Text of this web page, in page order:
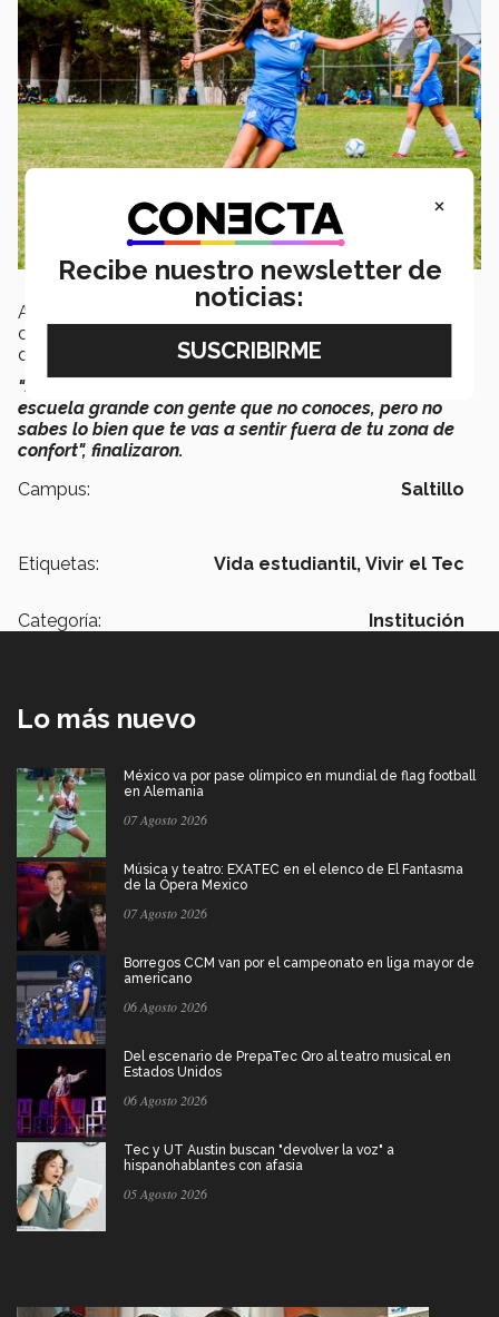
Al concluir su entrevista, los alumnos decidieron
compartir un consejo para aquellos que todavía no han
decidido ser borregos:
"Sabemos que a veces puede ser difícil entrar a una
escuela grande con gente que no conoces, pero no
sabes lo bien que te vas a sentir fuera de tu zona de
confort", finalizaron.
Campus:
Saltillo
Etiquetas: Vida estudiantil, Vivir el Tec
Categoría: Institución
Lo más nuevo
México va por pase olímpico en mundial de flag football
en Alemania
07 Agosto 2026
Música y teatro: EXATEC en el elenco de El Fantasma
de la Ópera Mexico
07 Agosto 2026
Borregos CCM van por el campeonato en liga mayor de
americano
06 Agosto 2026
Del escenario de PrepaTec Qro al teatro musical en
Estados Unidos
06 Agosto 2026
Tec y UT Austin buscan "devolver la voz" a
hispanohablantes con afasia
05 Agosto 2026
×
Recibe nuestro newsletter de
noticias: